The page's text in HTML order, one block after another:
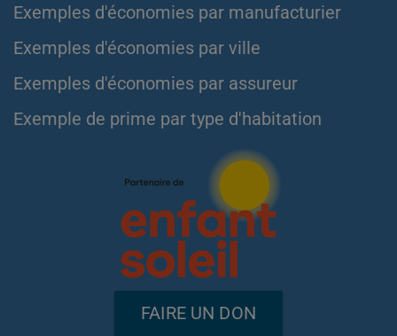
Exemples d'économies par manufacturier
Exemples d'économies par ville
Exemples d'économies par assureur
Exemple de prime par type d'habitation
FAIRE UN DON